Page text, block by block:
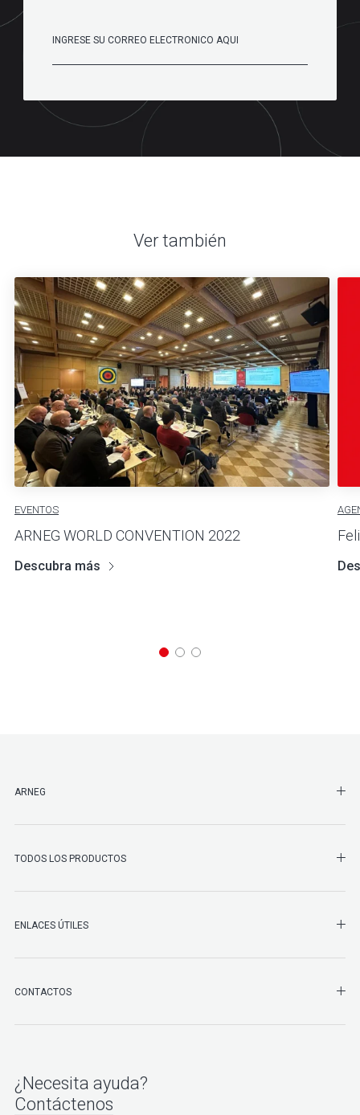
Ver también
EVENTOS
ARNEG WORLD CONVENTION 2022
Descubra más
ARNEG
TODOS LOS PRODUCTOS
ENLACES ÚTILES
CONTACTOS
¿Necesita ayuda?
Contáctenos